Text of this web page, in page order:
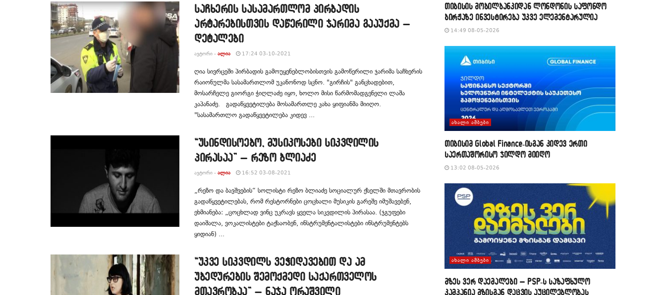
საჩხერის სასამართლომ პირბადის
არტარებისთვის დაწერილი ჯარიმა გააუქმა –
დეტალები
ᲐᲕᲢᲝᲠᲘ - ᲐᲚᲘᲐ 17:24 03-10-2021
ღია სივრცეში პირბადის გამოუყენებლობისთვის გამოწერილი ჯარიმა საჩხერის
რაიონულმა სასამართლომ უკანონოდ სცნო. "გირჩის" განცხადებით,
მოსარჩელე გიორგი ჭიღლაძე იყო, ხოლო მისი წარმომადგენელი ლაშა
კაპანაძე. გადაწყვეტილება მოსამართლე კახა ყიფიანმა მიიღო.
"სასამართლო გადაწყვეტილება კიდევ ...
“უსინდისოებო, მუსიკოსები სიკვდილის
პირასაა” – რეზო ბლიაძე
ᲐᲕᲢᲝᲠᲘ - ᲐᲚᲘᲐ 16:52 03-08-2021
„რეზო და ბავშვების“ სოლისტი რეზო ბლიაძე სოციალურ ქსელში მთავრობის
გადაწყვეტილებას, რომ რესტორნები ცოცხალი მუსიკის გარეშე იმუშავებენ,
ეხმიანება: „ცოცხლად ვინც უკრავს ყველა სიკვდილის პირასაა. (ჯგუფები
დაიშალა, ვოკალისტები ტაქსაობენ, ინსტრუმენტალისტები ინსტრუმენტებს
ყიდიან) ...
“უკვე სიკვდილს ვეჭიდავებით და ამ
უბედურების შემოქმედი საქართველოს
მთავრობაა” – ნაჯა ორაშვილი
თიბისის მობილბანკიდან ლონდონის საფონდო
ბირჟაზე ინვესტირება უკვე ელემენტარულია
14:49 08-05-2026
ᲐᲮᲐᲚᲘ ᲐᲛᲑᲔᲑᲘ
თიბისიმ Global Finance-ისგან კიდევ ერთი
საერთაშორისო ჯილდო მიიღო
13:02 08-05-2026
ᲐᲮᲐᲚᲘ ᲐᲛᲑᲔᲑᲘ
მზეს ვერ დაემალები – PSP-ს საზაფხულო
კამპანია მზისგან დაცვის აუცილებლობას